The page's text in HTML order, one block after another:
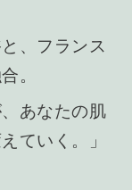
、フランス
。
あなたの肌
ていく。」